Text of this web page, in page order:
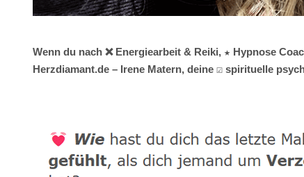
Wenn du nach ❌ Energiearbeit & Reiki, ★ Hypnose
Herzdiamant.de – Irene Matern, deine ☑️ spirituelle